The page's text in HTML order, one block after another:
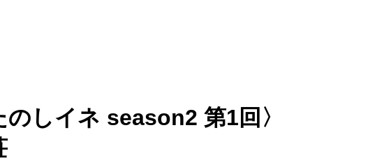
しイネ season2 第1回〉